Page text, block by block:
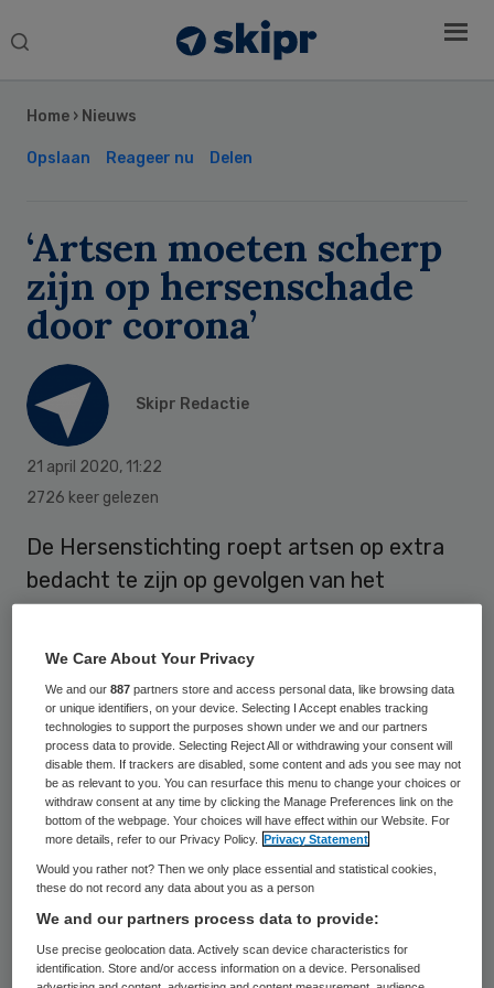
Search
Home › Nieuws
Opslaan Reageer nu Delen
‘Artsen moeten scherp
zijn op hersenschade
door corona’
Skipr Redactie
21 april 2020, 11:22
2726 keer gelezen
De Hersenstichting roept artsen op extra
bedacht te zijn op gevolgen van het
coronavirus voor de hersenen, zodat die zo
snel mogelijk kunnen worden aangepakt.
Door de aantasting van de longen en een
daarop volgend zuurstoftekort kan schade
ontstaan in de hersengebieden die
aandacht, geheugen en planning
coördineren. Een langdurig verblijf op de
intensive care kan ook leiden tot aandacht-
en geheugenproblemen, overprikkeling,
gedragsverandering of extreme
Sidebar
We Care About Your Privacy
We and our887 partners store and access personal data, like browsing data
or unique identifiers, on your device. Selecting I Accept enables tracking
technologies to support the purposes shown under we and our partners
process data to provide. Selecting Reject All or withdrawing your consent will
disable them. If trackers are disabled, some content and ads you see may not
be as relevant to you. You can resurface this menu to change your choices or
withdraw consent at any time by clicking the Manage Preferences link on the
bottom of the webpage. Your choices will have effect within our Website. For
more details, refer to our Privacy Policy.
Privacy Statement
Would you rather not? Then we only place essential and statistical cookies,
these do not record any data about you as a person
We and our partners process data to provide:
Use precise geolocation data. Actively scan device characteristics for
identification. Store and/or access information on a device. Personalised